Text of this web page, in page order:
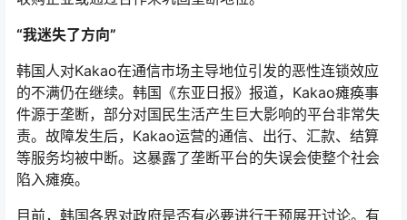
“我迷失了方向”
韩国人对Kakao在通信市场主导地位引发的恶性连锁效应
的不满仍在继续。韩国《东亚日报》报道，Kakao瘫痪事
件源于垄断，部分对国民生活产生巨大影响的平台非常失
责。故障发生后，Kakao运营的通信、出行、汇款、结算
等服务均被中断。这暴露了垄断平台的失误会使整个社会
陷入瘫痪。
目前，韩国各界对政府是否有必要进行干预展开讨论。有